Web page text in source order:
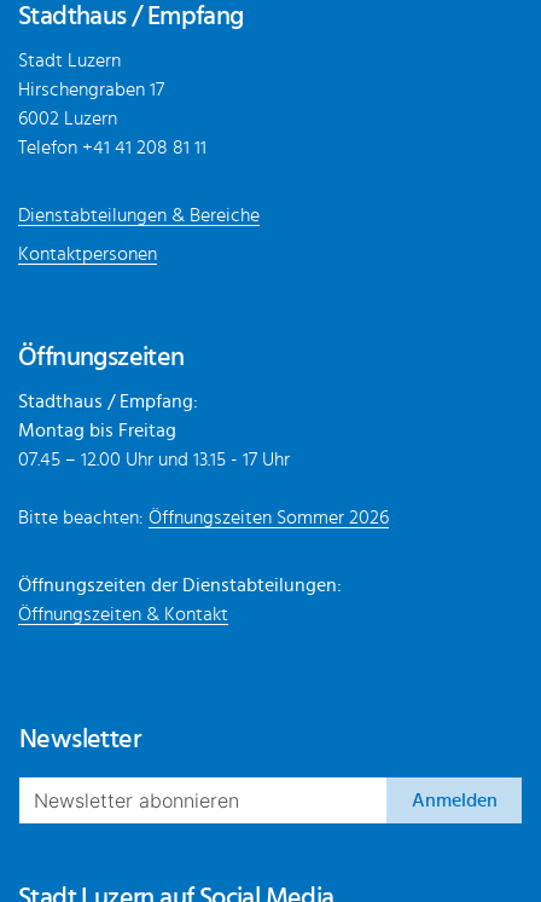
Stadthaus / Empfang
Stadt Luzern
Hirschengraben 17
6002 Luzern
Telefon +41 41 208 81 11
Dienstabteilungen & Bereiche
Kontaktpersonen
Öffnungszeiten
Stadthaus / Empfang:
Montag bis Freitag
07.45 – 12.00 Uhr und 13.15 - 17 Uhr
Bitte beachten: Öffnungszeiten Sommer 2026
Öffnungszeiten der Dienstabteilungen:
Öffnungszeiten & Kontakt
Newsletter
Anmelden